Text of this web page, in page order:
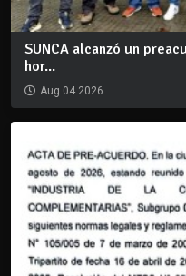
SUNCA alcanzó un
hor...
Aug 04 2026